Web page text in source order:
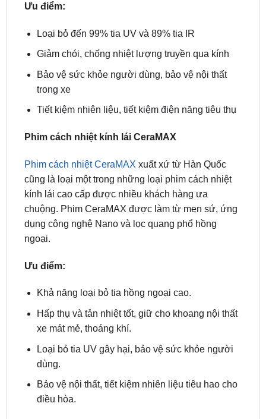
Loại bỏ đến 99% tia UV và 89% tia IR
trong xe
Tiết kiệm nhiên liệu, tiết kiệm điện năng tiêu thụ
Phim cách nhiệt kính lái CeraMAX
Phim cách nhiệt CeraMAXxuất xứ từ Hàn Quốc
kính lái cao cấp được nhiều khách hàng ưa
chuộng. Phim CeraMAX được làm từ men sứ, ứng
dụng công nghệ Nano và lọc quang phổ hồng
ngoại.
Ưu điểm:
Khả năng loại bỏ tia hồng ngoại cao.
xe mát mẻ, thoáng khí.
Loại bỏ tia UV gây hại, bảo vệ sức khỏe người
dùng.
Bảo vệ nội thất, tiết kiệm nhiên liệu tiêu hao cho
điều hòa.